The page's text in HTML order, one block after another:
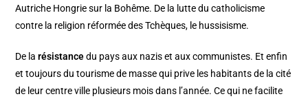
Autriche Hongrie sur la Bohême. De la lutte du catholicisme
contre la religion réformée des Tchèques, le hussisisme.
De larésistancedu pays aux nazis et aux communistes. Et enfin
et toujours du tourisme de masse qui prive les habitants de la cité
de leur centre ville plusieurs mois dans l’année. Ce qui ne facilite